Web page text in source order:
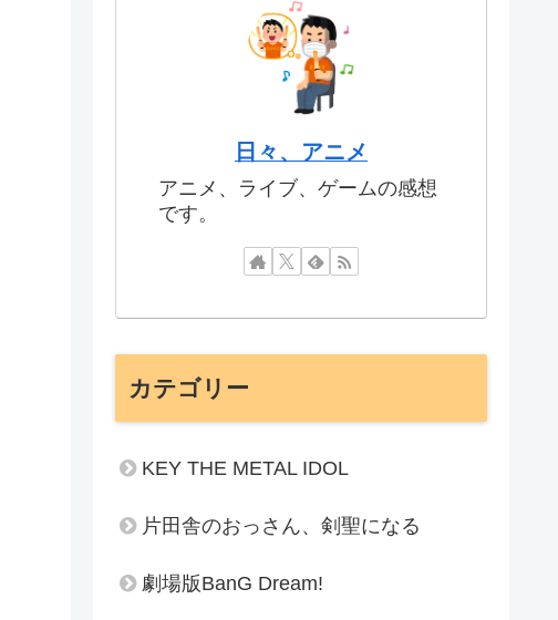
日々、アニメ
アニメ、ライブ、ゲームの感想
です。
カテゴリー
KEY THE METAL IDOL
片田舎のおっさん、剣聖になる
劇場版BanG Dream!